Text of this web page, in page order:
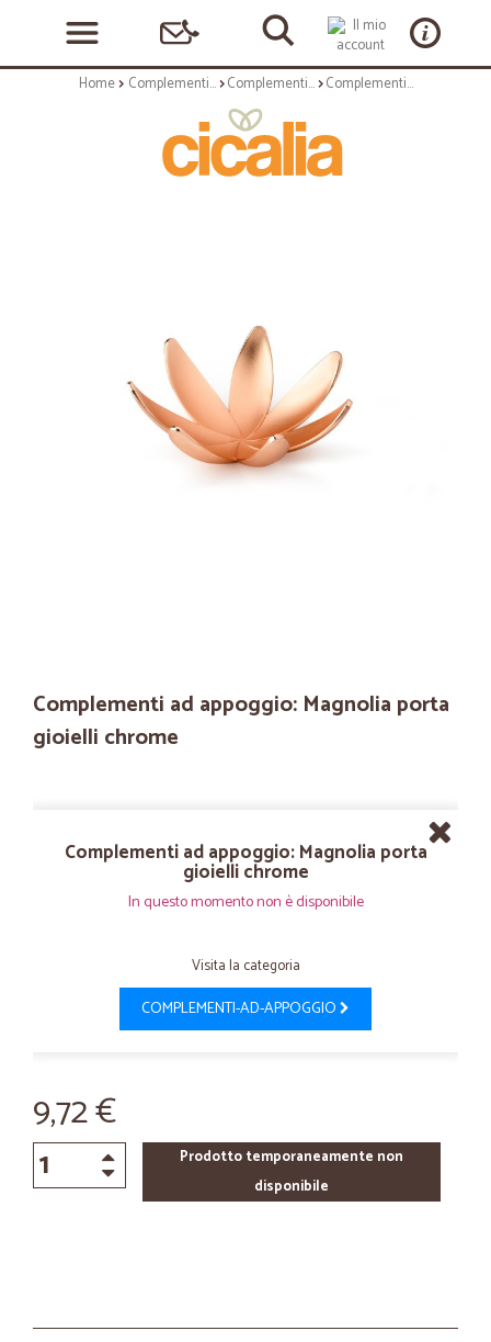
Home Complementi arredo Complementi ad appoggio Complementi ad appoggio: Magnolia porta gioielli chrome
Complementi ad appoggio: Magnolia porta
gioielli chrome
Complementi ad appoggio: Magnolia porta
gioielli chrome
In questo momento non è disponibile
Visita la categoria
COMPLEMENTI-AD-APPOGGIO
9,72 €
Prodotto temporaneamente non
disponibile